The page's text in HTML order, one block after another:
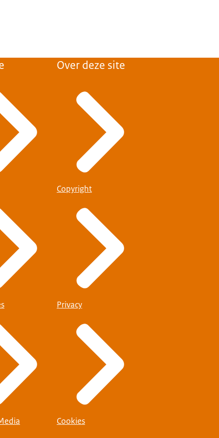
Over deze site
Copyright
Privacy
Cookies